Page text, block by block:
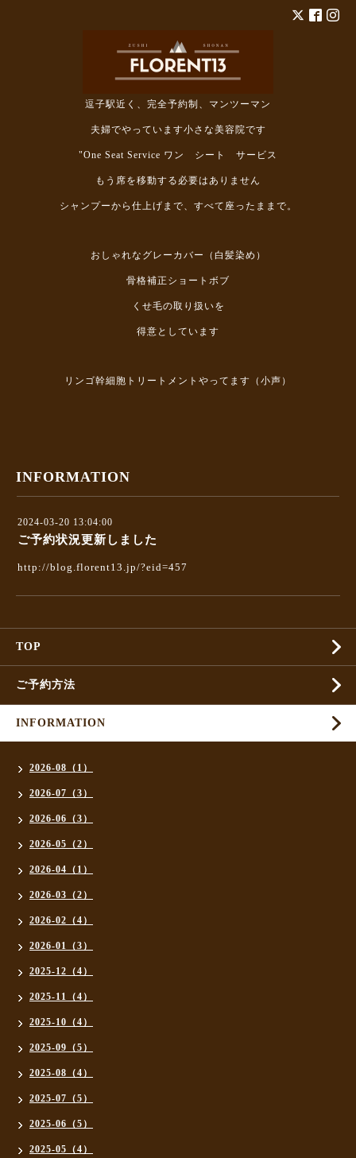
逗子駅近く、完全予約制、マンツーマン
夫婦でやっています小さな美容院です
"One Seat Service ワン シート サービス
もう席を移動する必要はありません
シャンプーから仕上げまで、すべて座ったままで。
おしゃれなグレーカバー（白髪染め）
骨格補正ショートボブ
くせ毛の取り扱いを
得意としています
リンゴ幹細胞トリートメントやってます（小声）
INFORMATION
2024-03-20 13:04:00
ご予約状況更新しました
http://blog.florent13.jp/?eid=457
TOP
ご予約方法
INFORMATION
2026-08（1）
2026-07（3）
2026-06（3）
2026-05（2）
2026-04（1）
2026-03（2）
2026-02（4）
2026-01（3）
2025-12（4）
2025-11（4）
2025-10（4）
2025-09（5）
2025-08（4）
2025-07（5）
2025-06（5）
2025-05（4）